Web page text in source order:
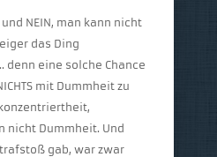
NEIN, man kann nicht
das Ding
eine solche Chance
mit Dummheit zu
nicht Dummheit. Und
gab, war zwar